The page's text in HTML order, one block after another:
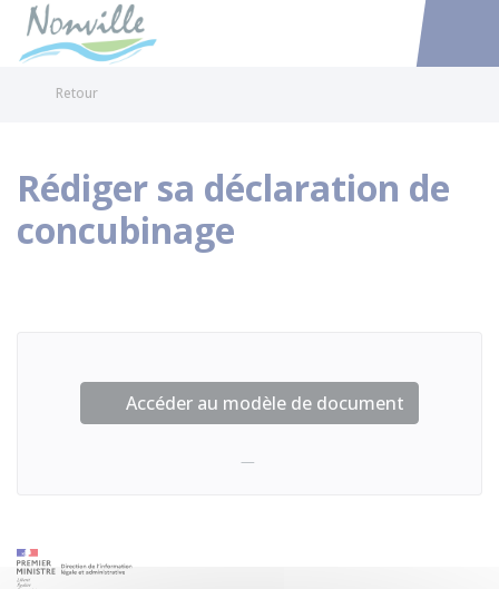
Accéder
Retour
Rédiger sa déclaration de
concubinage
Accéder au modèle de document